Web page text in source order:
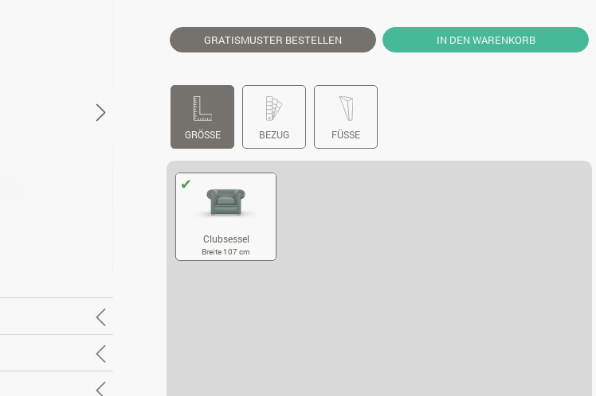
GRATISMUSTER BESTELLEN IN DEN WARENKORB
GRÖSSE BEZUG FÜSSE
Clubsessel
Breite 107 cm